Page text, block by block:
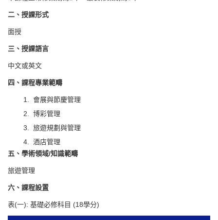
二、授課形式
面授
三、授課語言
中文或英文
四、課程專業範疇
1.
會展與節慶管理
2.
博彩管理
3.
旅遊規劃與管理
4.
酒店管理
五、學術領域/知識範疇
旅遊管理
六、課程設置
表(一): 基礎必修科目 (18學分)